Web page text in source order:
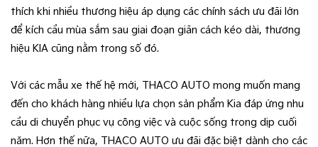
thích khi nhiều thương hiệu áp dụng các chính sách ưu đãi lớn
để kích cầu mùa sắm sau giai đoạn giãn cách kéo dài, thương
hiệu KIA cũng nằm trong số đó.
Với các mẫu xe thế hệ mới, THACO AUTO mong muốn mang
đến cho khách hàng nhiều lựa chọn sản phẩm Kia đáp ứng nhu
cầu di chuyển phục vụ công việc và cuộc sống trong dịp cuối
năm. Hơn thế nữa, THACO AUTO ưu đãi đặc biệt dành cho các